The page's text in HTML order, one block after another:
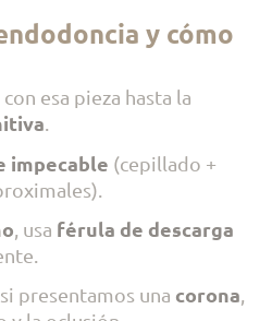
y cómo
con esa pieza hasta la
.
impecable (cepillado +
, usa férula de descarga
presentamos una corona,